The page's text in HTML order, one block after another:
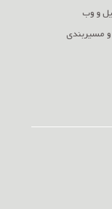
و وب
مسیربندی